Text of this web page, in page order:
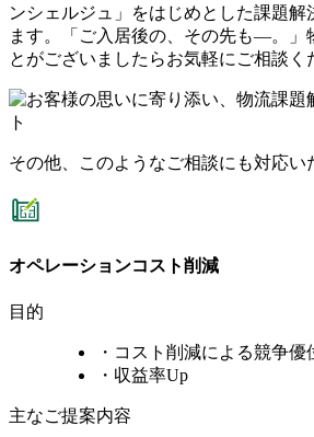
GLP圏央五霞
GLP吹田
GLP ALFALINK流山3
ンシェルジュ」をはじめとした課題解
ます。「ご⼊居後の、その先も―。」
とがございましたらお気軽にご相談く
その他、このようなご相談にも対応い
オペレーションコスト削減
目的
・コスト削減による競争優
・収益率Up
主なご提案内容